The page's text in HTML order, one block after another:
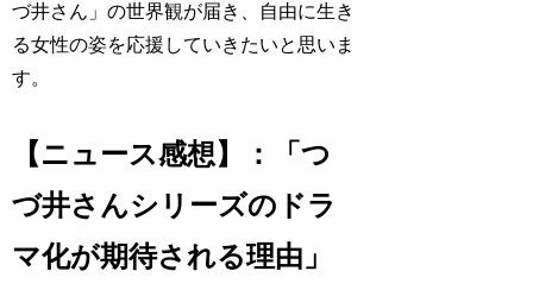
づ井さん」の世界観が届き、自由に生き
る女性の姿を応援していきたいと思いま
す。
【ニュース感想】：「つ
づ井さんシリーズのドラ
マ化が期待される理由」